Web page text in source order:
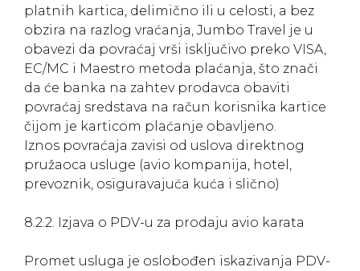
platnih kartica, delimično ili u celosti, a bez
obzira na razlog vraćanja, Jumbo Travel je u
obavezi da povraćaj vrši isključivo preko VISA,
EC/MC i Maestro metoda plaćanja, što znači
da će banka na zahtev prodavca obaviti
povraćaj sredstava na račun korisnika kartice
čijom je karticom plaćanje obavljeno.
Iznos povraćaja zavisi od uslova direktnog
pružaoca usluge (avio kompanija, hotel,
prevoznik, osiguravajuća kuća i slično)
8.2.2. Izjava o PDV-u za prodaju avio karata
Promet usluga je oslobođen iskazivanja PDV-